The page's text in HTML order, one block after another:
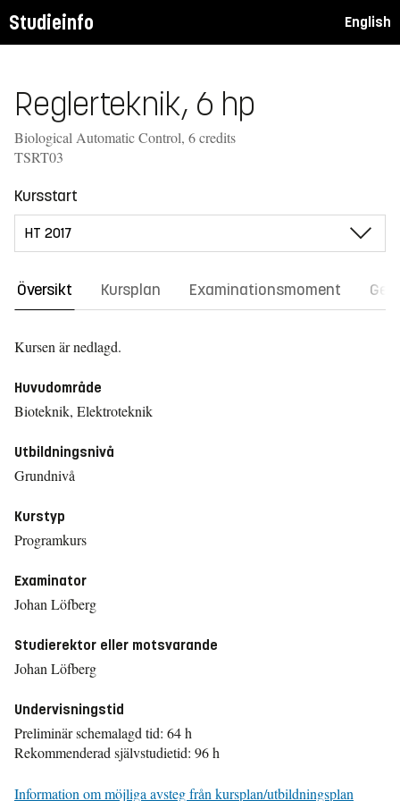
Studieinfo English
Reglerteknik, 6 hp
Biological Automatic Control, 6 credits
TSRT03
Kursstart
Översikt Kursplan Examinationsmoment
Kursen är nedlagd.
Huvudområde
Bioteknik, Elektroteknik
Utbildningsnivå
Grundnivå
Kurstyp
Programkurs
Examinator
Johan Löfberg
Studierektor eller motsvarande
Johan Löfberg
Undervisningstid
Preliminär schemalagd tid: 64 h
Rekommenderad självstudietid: 96 h
Information om möjliga avsteg från kursplan/utbildningsplan